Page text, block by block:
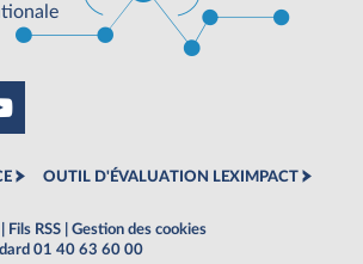
OUTIL D'ÉVALUATION LEXIMPACT
Fils RSS
Gestion des cookies
01 40 63 60 00